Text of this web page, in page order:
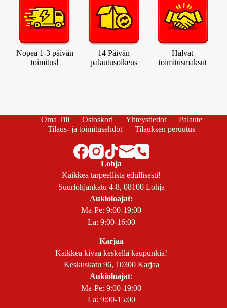
Nopea 1-3 päivän
toimitus!
14 Päivän
palautusoikeus
Halvat
toimitusmaksut
Oma Tili Ostoskori Yhteystiedot
Palaute
Tilaus- ja toimitusehdot
Tilauksen peruutus
Lohja
Kaikkea tarpeellista edullisesti!
Suurlohjankatu 4-8, 08100 Lohja
Aukioloajat:
Ma-Pe: 9:00-19:00
La: 9:00-16:00
Karjaa
Kaikkea kivaa keskellä kaupunkia!
Keskuskatu 96, 10300 Karjaa
Aukioloajat:
Ma-Pe: 9:00-19:00
La: 9:00-15:00